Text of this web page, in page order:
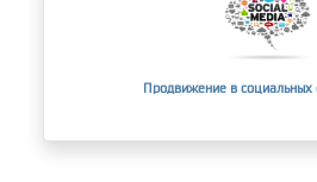
Продвижение в социальных